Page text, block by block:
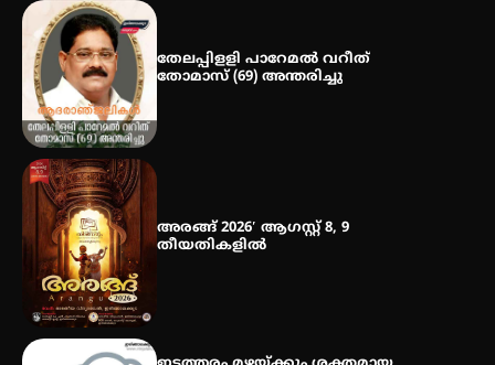
തേലപ്പിളളി പാറേമൽ വറീത്
തോമാസ് (69) അന്തരിച്ചു
അരങ്ങ് 2026′ ആഗസ്റ്റ് 8, 9
തീയതികളിൽ